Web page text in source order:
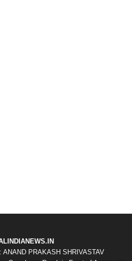
: ANAND PRAKASH SHRIVASTAV